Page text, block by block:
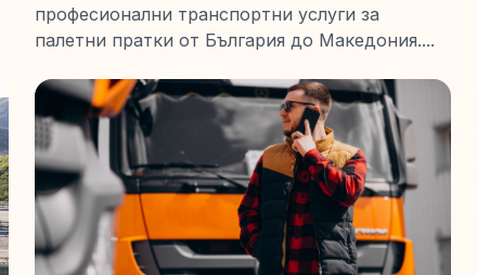
професионални транспортни услуги за
палетни пратки от България до Македония....